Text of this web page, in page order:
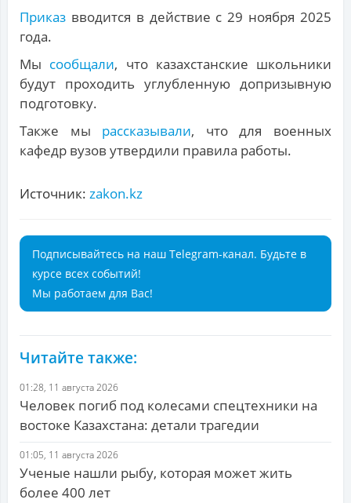
Приказ вводится в действие с 29 ноября 2025
года.
Мы сообщали, что казахстанские школьники
будут проходить углубленную допризывную
подготовку.
Также мы рассказывали, что для военных
кафедр вузов утвердили правила работы.
Источник: zakon.kz
Подписывайтесь на наш Telegram-канал. Будьте в
курсе всех событий!
Мы работаем для Вас!
Читайте также:
01:28, 11 августа 2026
Человек погиб под колесами спецтехники на
востоке Казахстана: детали трагедии
01:05, 11 августа 2026
Ученые нашли рыбу, которая может жить
более 400 лет